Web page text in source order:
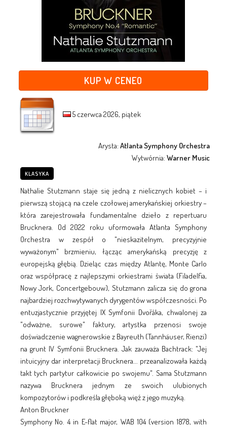
KUP W CENEO
5 czerwca 2026, piątek
Arysta:Atlanta Symphony Orchestra
Wytwórnia:Warner Music
KLASYKA
Nathalie Stutzmann staje się jedną z nielicznych kobiet – i
pierwszą stojącą na czele czołowej amerykańskiej orkiestry –
która zarejestrowała fundamentalne dzieło z repertuaru
Brucknera. Od 2022 roku uformowała Atlanta Symphony
Orchestra w zespół o "nieskazitelnym, precyzyjnie
wyważonym" brzmieniu, łącząc amerykańską precyzję z
europejską głębią. Dzieląc czas między Atlantę, Monte Carlo
oraz współpracę z najlepszymi orkiestrami świata (Filadelfia,
Nowy Jork, Concertgebouw), Stutzmann zalicza się do grona
najbardziej rozchwytywanych dyrygentów współczesności. Po
entuzjastycznie przyjętej IX Symfonii Dvořáka, chwalonej za
"odważne, surowe" faktury, artystka przenosi swoje
doświadczenie wagnerowskie z Bayreuth (Tannhäuser, Rienzi)
na grunt IV Symfonii Brucknera. Jak zauważa Bachtrack: "Jej
intuicyjny dar interpretacji Brucknera... przeanalizowała każdą
takt tych partytur całkowicie po swojemu". Sama Stutzmann
nazywa Brucknera jednym ze swoich ulubionych
kompozytorów i podkreśla głęboką więź z jego muzyką.
Anton Bruckner
Symphony No. 4 in E-flat major, WAB 104 (version 1878, with